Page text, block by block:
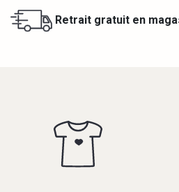
Retrait gratuit en